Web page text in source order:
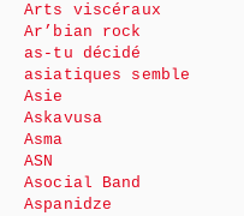
Arts viscéraux
Ar’bian rock
as-tu décidé
asiatiques semble
Asie
Askavusa
Asma
ASN
Asocial Band
Aspanidze